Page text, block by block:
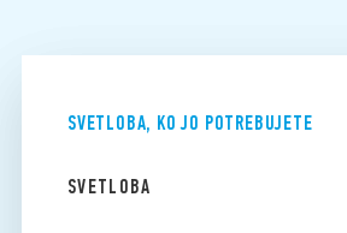
SVETLOBA, KO JO POTREBUJETE
SVETLOBA